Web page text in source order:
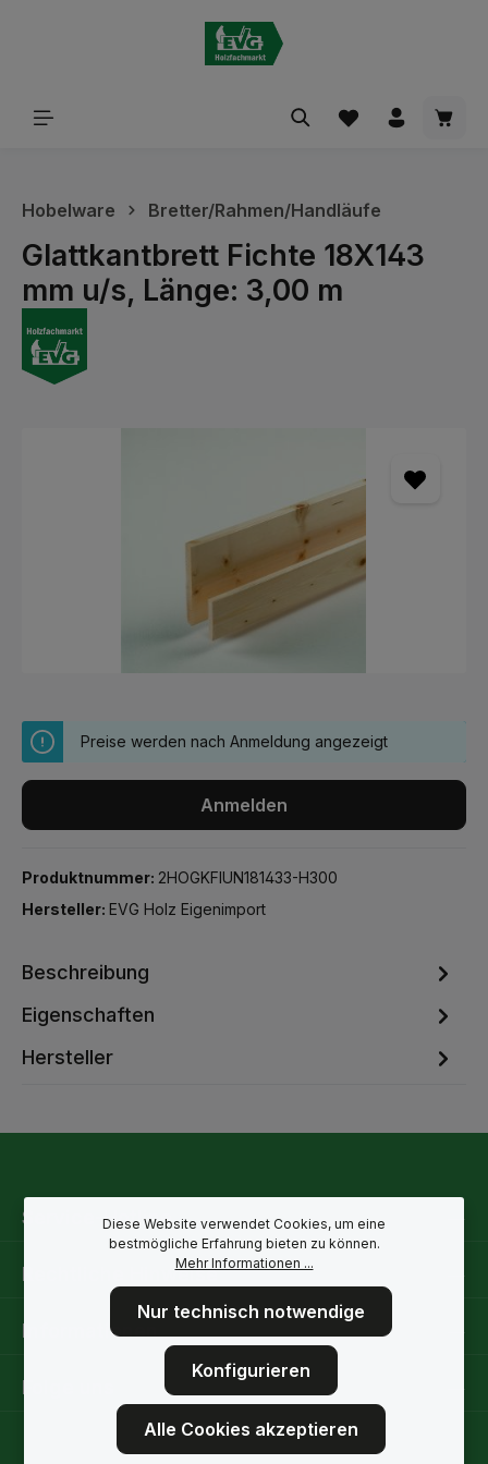
Hobelware Bretter/Rahmen/Handläufe
Glattkantbrett Fichte 18X143
mm u/s, Länge: 3,00 m
Preise werden nach Anmeldung angezeigt
Anmelden
Produktnummer: 2HOGKFIUN181433-H300
Hersteller: EVG Holz Eigenimport
Beschreibung
Eigenschaften
Hersteller
Service-Hotline
Rechtliche Hinweise
Informationen
Folge uns
Diese Website verwendet Cookies, um eine
bestmögliche Erfahrung bieten zu können.
Mehr Informationen ...
Nur technisch notwendige
Konfigurieren
Alle Cookies akzeptieren